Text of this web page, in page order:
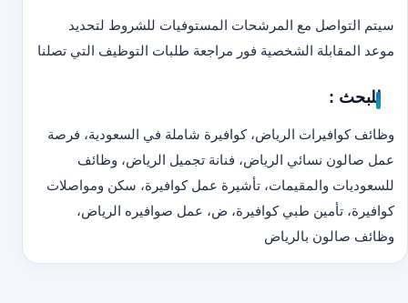
سيتم التواصل مع المرشحات المستوفيات للشروط لتحديد
موعد المقابلة الشخصية فور مراجعة طلبات التوظيف التي تصلنا
للبحث :
وظائف كوافيرات الرياض، كوافيرة شاملة في السعودية، فرصة
عمل صالون نسائي الرياض، فنانة تجميل الرياض، وظائف
للسعوديات والمقيمات، تأشيرة عمل كوافيرة، سكن ومواصلات
كوافيرة، تأمين طبي كوافيرة، ض، عمل صوافيره الرياض،
وظائف صالون بالرياض